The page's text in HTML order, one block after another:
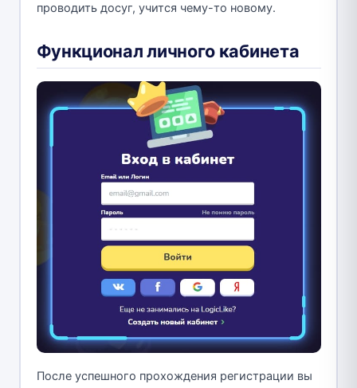
проводить досуг, учится чему-то новому.
Функционал личного кабинета
После успешного прохождения регистрации вы